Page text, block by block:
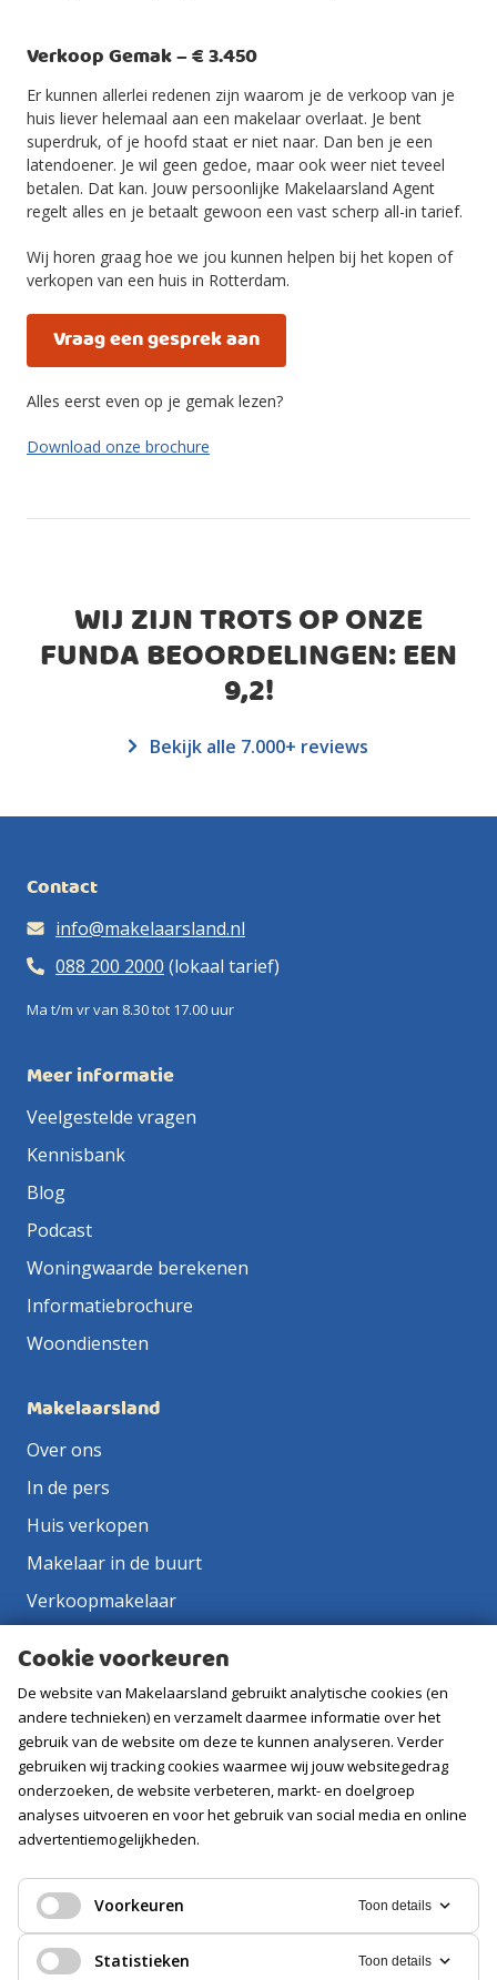
Verkoop Gemak – € 3.450
Er kunnen allerlei redenen zijn waarom je de verkoop van je
huis liever helemaal aan een makelaar overlaat. Je bent
superdruk, of je hoofd staat er niet naar. Dan ben je een
latendoener. Je wil geen gedoe, maar ook weer niet teveel
betalen. Dat kan. Jouw persoonlijke Makelaarsland Agent
regelt alles en je betaalt gewoon een vast scherp all-in tarief.
Wij horen graag hoe we jou kunnen helpen bij het kopen of
verkopen van een huis in Rotterdam.
Vraag een gesprek aan
Alles eerst even op je gemak lezen?
Download onze brochure
WIJ ZIJN TROTS OP ONZE
FUNDA BEOORDELINGEN: EEN
9,2!
Bekijk alle 7.000+ reviews
Contact
info@makelaarsland.nl
088 200 2000 (lokaal tarief)
Ma t/m vr van 8.30 tot 17.00 uur
Meer informatie
Veelgestelde vragen
Kennisbank
Blog
Podcast
Woningwaarde berekenen
Informatiebrochure
Woondiensten
Makelaarsland
Over ons
In de pers
Huis verkopen
Makelaar in de buurt
Verkoopmakelaar
Vacatures
Volg ons
Cookie voorkeuren
De website van Makelaarsland gebruikt analytische cookies (en
andere technieken) en verzamelt daarmee informatie over het
gebruik van de website om deze te kunnen analyseren. Verder
gebruiken wij tracking cookies waarmee wij jouw websitegedrag
onderzoeken, de website verbeteren, markt- en doelgroep
analyses uitvoeren en voor het gebruik van social media en online
advertentiemogelijkheden.
Voorkeuren Toon details
Statistieken Toon details